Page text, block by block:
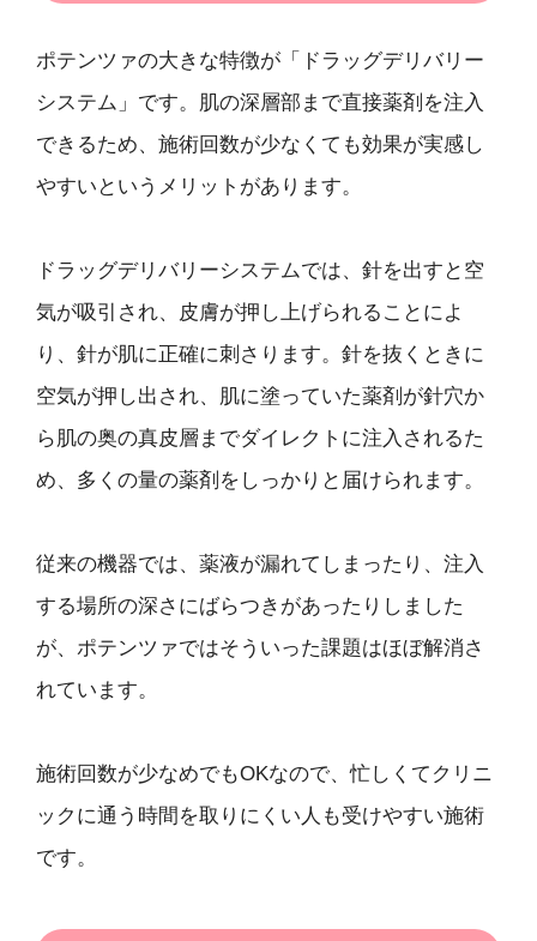
ポテンツァの大きな特徴が「ドラッグデリバリー
システム」です。肌の深層部まで直接薬剤を注入
できるため、施術回数が少なくても効果が実感し
やすいというメリットがあります。
ドラッグデリバリーシステムでは、針を出すと空
気が吸引され、皮膚が押し上げられることによ
り、針が肌に正確に刺さります。針を抜くときに
空気が押し出され、肌に塗っていた薬剤が針穴か
ら肌の奥の真皮層までダイレクトに注入されるた
め、多くの量の薬剤をしっかりと届けられます。
従来の機器では、薬液が漏れてしまったり、注入
する場所の深さにばらつきがあったりしました
が、ポテンツァではそういった課題はほぼ解消さ
れています。
施術回数が少なめでもOKなので、忙しくてクリニ
ックに通う時間を取りにくい人も受けやすい施術
です。